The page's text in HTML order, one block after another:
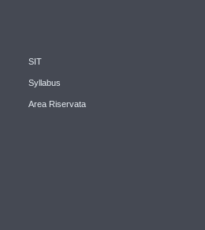
SIT
Syllabus
Area Riservata